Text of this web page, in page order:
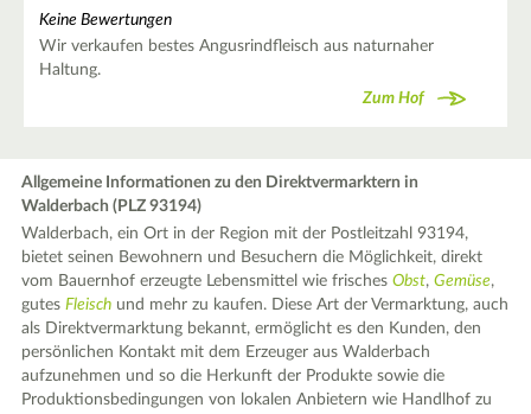
Keine Bewertungen
Wir verkaufen bestes Angusrindfleisch aus naturnaher
Haltung.
Zum Hof
Allgemeine Informationen zu den Direktvermarktern in
Walderbach (PLZ 93194)
Walderbach, ein Ort in der Region mit der Postleitzahl 93194,
bietet seinen Bewohnern und Besuchern die Möglichkeit, direkt
vom Bauernhof erzeugte Lebensmittel wie frischesObst,Gemüse,
gutesFleisch und mehr zu kaufen. Diese Art der Vermarktung, auch
als Direktvermarktung bekannt, ermöglicht es den Kunden, den
persönlichen Kontakt mit dem Erzeuger aus Walderbach
aufzunehmen und so die Herkunft der Produkte sowie die
Produktionsbedingungen von lokalen Anbietern wie Handlhof zu